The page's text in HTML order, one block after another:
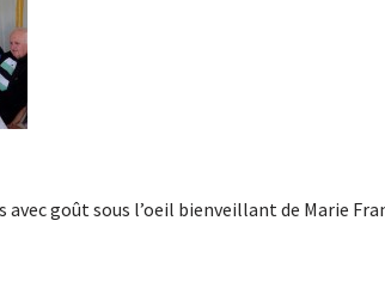
goût sous l’oeil bienveillant de Marie